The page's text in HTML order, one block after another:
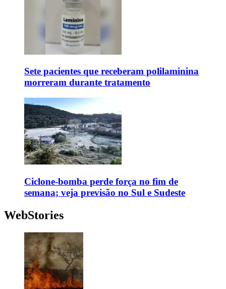
Sete pacientes que receberam polilaminina
morreram durante tratamento
Ciclone-bomba perde força no fim de
semana; veja previsão no Sul e Sudeste
WebStories